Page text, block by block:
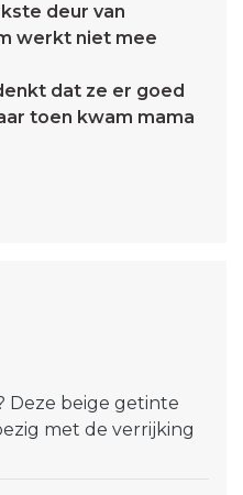
deur van
werkt niet mee
dat ze er goed
toen kwam mama
Deze beige getinte
met de verrijking